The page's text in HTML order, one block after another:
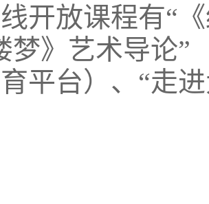
开放课程有“
梦》艺术导论”
平台）、“走